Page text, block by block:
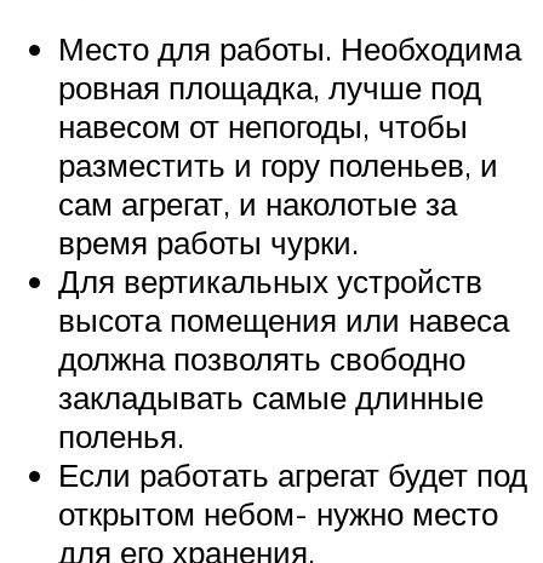
Место для работы. Необходима
ровная площадка, лучше под
навесом от непогоды, чтобы
разместить и гору поленьев, и
сам агрегат, и наколотые за
время работы чурки.
Для вертикальных устройств
высота помещения или навеса
должна позволять свободно
закладывать самые длинные
поленья.
Если работать агрегат будет под
открытом небом- нужно место
для его хранения.